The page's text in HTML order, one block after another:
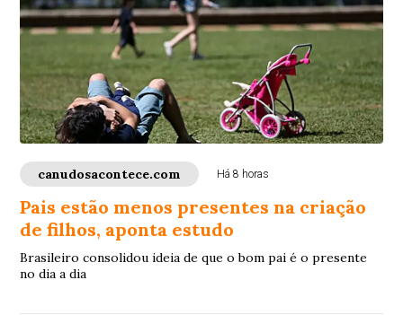
canudosacontece.com Há 8 horas
Pais estão menos presentes na criação
de filhos, aponta estudo
Brasileiro consolidou ideia de que o bom pai é o presente
no dia a dia